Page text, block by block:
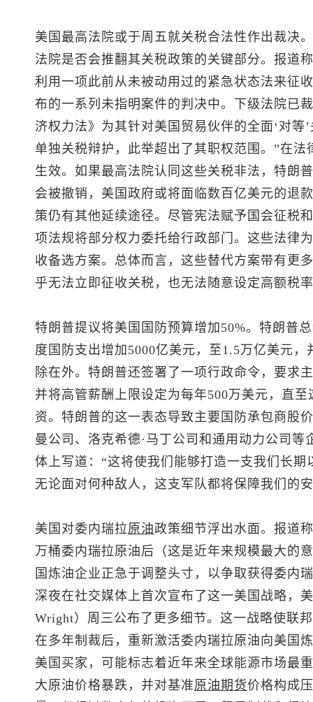
美国最高法院或于周五就关税合法性作出裁决
法院是否会推翻其关税政策的关键部分。报道
利用一项此前从未被动用过的紧急状态法来征
布的一系列未指明案件的判决中。下级法院已
济权力法》为其针对美国贸易伙伴的全面‘对
单独关税辩护，此举超出了其职权范围。”在
生效。如果最高法院认同这些关税非法，特朗
会被撤销，美国政府或将面临数百亿美元的退
策仍有其他延续途径。尽管宪法赋予国会征税
项法规将部分权力委托给行政部门。这些法律
收备选方案。总体而言，这些替代方案带有更
乎无法立即征收关税，也无法随意设定高额税
特朗普提议将美国国防预算增加50%。特朗普
度国防支出增加5000亿美元，至1.5万亿美元
除在外。特朗普还签署了一项行政命令，要求
并将高管薪酬上限设定为每年500万美元，直
资。特朗普的这一表态导致主要国防承包商股
曼公司、洛克希德·马丁公司和通用动力公司
体上写道：“这将使我们能够打造一支我们长期
无论面对何种敌人，这支军队都将保障我们的
美国对委内瑞拉原油政策细节浮出水面。报道
万桶委内瑞拉原油后（这是近年来规模最大的
国炼油企业正急于调整头寸，以争取获得委内
深夜在社交媒体上首次宣布了这一美国战略，
Wright）周三公布了更多细节。这一战略使联
在多年制裁后，重新激活委内瑞拉原油向美国
美国买家，可能标志着近年来全球能源市场最
大原油价格暴跌，并对基准原油期货价格构成